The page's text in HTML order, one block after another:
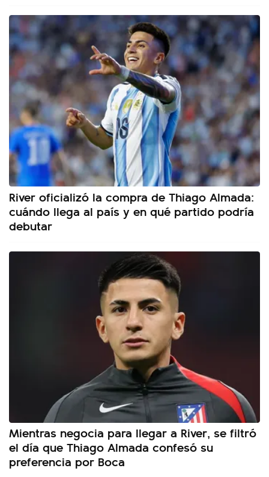
River oficializó la compra de Thiago Almada:
cuándo llega al país y en qué partido podría
debutar
Mientras negocia para llegar a River, se filtró
el día que Thiago Almada confesó su
preferencia por Boca